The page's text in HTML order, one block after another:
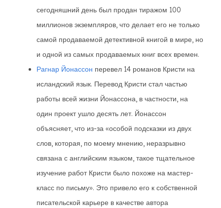
сегодняшний день был продан тиражом 100
миллионов экземпляров, что делает его не только
самой продаваемой детективной книгой в мире, но
и одной из самых продаваемых книг всех времен.
Рагнар Йонассон перевел 14 романов Кристи на
исландский язык. Перевод Кристи стал частью
работы всей жизни Йонассона, в частности, на
один проект ушло десять лет. Йонассон
объясняет, что из-за «особой подсказки из двух
слов, которая, по моему мнению, неразрывно
связана с английским языком, такое тщательное
изучение работ Кристи было похоже на мастер-
класс по письму». Это привело его к собственной
писательской карьере в качестве автора